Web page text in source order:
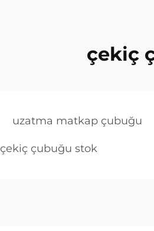
çekiç
uzatma matkap çubuğu
çekiç çubuğu stok